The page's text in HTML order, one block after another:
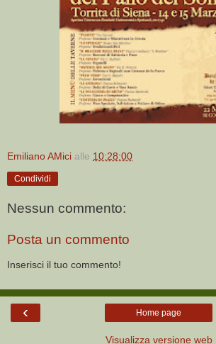
Emiliano AMici alle 10:28:00
Condividi
Nessun commento:
Posta un commento
Inserisci il tuo commento!
‹ Home page
Visualizza versione web